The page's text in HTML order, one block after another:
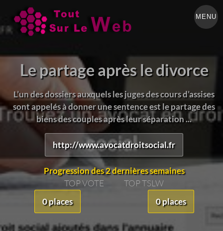
MENU
Le partage après le divorce
L’un des dossiers auxquels les juges des cours d’assises
sont appelés à donner une sentence est le partage des
biens des couples après leur séparation ...
http://www.avocatdroitsocial.fr
Progression des 2 dernières semaines
TOP VOTE
0 places
TOP TSLW
0 places